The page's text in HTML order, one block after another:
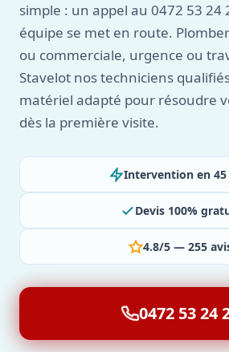
simple : un appel au 0472 53 24
équipe se met en route.
ou commerciale, urgence ou
Stavelot nos techniciens
matériel adapté pour résoudre
dès la première visite.
Intervention en
Devis 100%
4.8/5 — 255
0472 53 24